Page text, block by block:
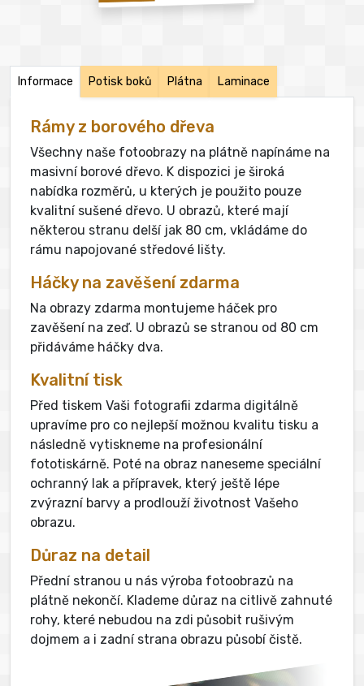
Informace Potisk boků Plátna Laminace
Rámy z borového dřeva
Všechny naše fotoobrazy na plátně napínáme na
masivní borové dřevo. K dispozici je široká
nabídka rozměrů, u kterých je použito pouze
kvalitní sušené dřevo. U obrazů, které mají
některou stranu delší jak 80 cm, vkládáme do
rámu napojované středové lišty.
Háčky na zavěšení zdarma
Na obrazy zdarma montujeme háček pro
zavěšení na zeď. U obrazů se stranou od 80 cm
přidáváme háčky dva.
Kvalitní tisk
Před tiskem Vaši fotografii zdarma digitálně
upravíme pro co nejlepší možnou kvalitu tisku a
následně vytiskneme na profesionální
fototiskárně. Poté na obraz naneseme speciální
ochranný lak a přípravek, který ještě lépe
zvýrazní barvy a prodlouží životnost Vašeho
obrazu.
Důraz na detail
Přední stranou u nás výroba fotoobrazů na
plátně nekončí. Klademe důraz na citlivě zahnuté
rohy, které nebudou na zdi působit rušivým
dojmem a i zadní strana obrazu působí čistě.